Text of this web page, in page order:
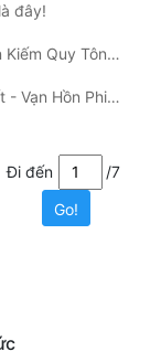
đây!
Chương 99: Tô Nguyên: Quả thật là Vạn Kiếm Quy Tông sao?
Chương 100: Ma tu tiêu chuẩn thấp nhất - Vạn Hồn Phiên!
Đi đến
/7
Go!